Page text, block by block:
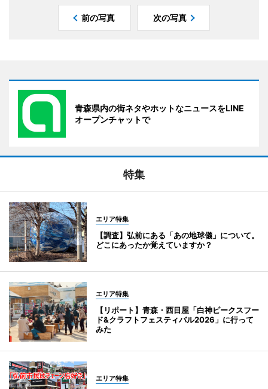
前の写真 次の写真
青森県内の街ネタやホットなニュースをLINE
オープンチャットで
特集
エリア特集
【調査】弘前にある「あの地球儀」について。
どこにあったか覚えていますか？
エリア特集
【リポート】青森・西目屋「白神ピークスフー
ド&クラフトフェスティバル2026」に行って
みた
エリア特集